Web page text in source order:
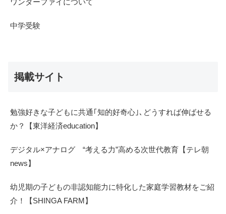
ワンダーファイについて
中学受験
掲載サイト
勉強好きな子どもに共通｢知的好奇心｣､どうすれば伸ばせる
か？【東洋経済education】
デジタル×アナログ “考える力”高める次世代教育【テレ朝
news】
幼児期の子どもの非認知能力に特化した家庭学習教材をご紹
介！【SHINGA FARM】